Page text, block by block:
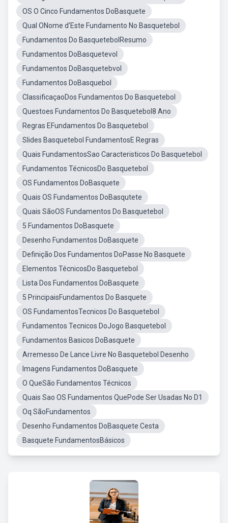
OS O Cinco Fundamentos DoBasquete
Qual ONome d'Este Fundamento No Basquetebol
Fundamentos Do BasquetebolResumo
Fundamentos DoBasquetevol
Fundamentos DoBasquetebvol
Fundamentos DoBasquebol
ClassificaçaoDos Fundamentos Do Basquetebol
Questoes Fundamentos Do Basquetebol8 Ano
Regras EFundamentos Do Basquetebol
Slides Basquetebol FundamentosE Regras
Quais FundamentosSao Caracteristicos Do Basquetebol
Fundamentos TécnicosDo Basquetebol
OS Fundamentos DoBasquete
Quais OS Fundamentos DoBasqutete
Quais SãoOS Fundamentos Do Basquetebol
5 Fundamentos DoBasquete
Desenho Fundamentos DoBasquete
Definição Dos Fundamentos DoPasse No Basquete
Elementos TécnicosDo Basquetebol
Lista Dos Fundamentos DoBasquete
5 PrincipaisFundamentos Do Basquete
OS FundamentosTecnicos Do Basquetebol
Fundamentos Tecnicos DoJogo Basquetebol
Fundamentos Basicos DoBasquete
Arremesso De Lance Livre No Basquetebol Desenho
Imagens Fundamentos DoBasquete
O QueSão Fundamentos Técnicos
Quais Sao OS Fundamentos QuePode Ser Usadas No D1
Oq SãoFundamentos
Desenho Fundamentos DoBasquete Cesta
Basquete FundamentosBásicos